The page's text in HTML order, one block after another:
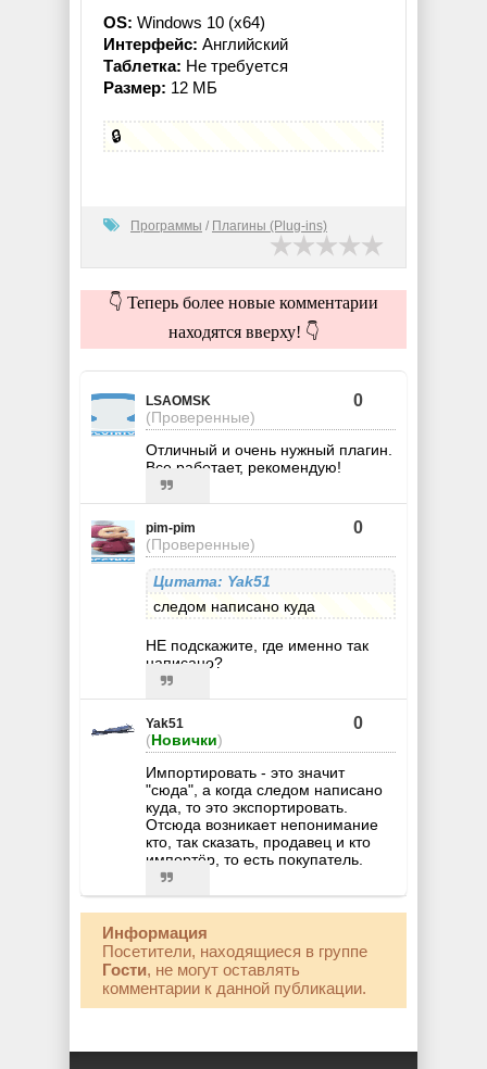
OS: Windows 10 (x64)
Интерфейс: Английский
Таблетка: Не требуется
Размер: 12 МБ
🔒
Программы / Плагины (Plug-ins)
👇 Теперь более новые комментарии
находятся вверху! 👇
LSAOMSK
(Проверенные)
0
Отличный и очень нужный плагин.
Все работает, рекомендую!
pim-pim
(Проверенные)
0
Цитата: Yak51
следом написано куда
НЕ подскажите, где именно так
написано?
Yak51
(Новички)
0
Импортировать - это значит
"сюда", а когда следом написано
куда, то это экспортировать.
Отсюда возникает непонимание
кто, так сказать, продавец и кто
импортёр, то есть покупатель.
Информация
Посетители, находящиеся в группе
Гости, не могут оставлять
комментарии к данной публикации.